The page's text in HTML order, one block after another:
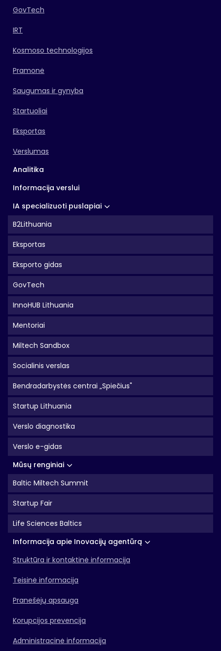
GovTech
IRT
Kosmoso technologijos
Pramonė
Saugumas ir gynyba
Startuoliai
Eksportas
Verslumas
Analitika
Informacija verslui
IA specializuoti puslapiai
B2Lithuania
Eksportas
Eksporto gidas
GovTech
InnoHUB Lithuania
Mentoriai
Miltech Sandbox
Socialinis verslas
Bendradarbystės centrai „Spiečius"
Startup Lithuania
Verslo diagnostika
Verslo e-gidas
Mūsų renginiai
Baltic Miltech Summit
Startup Fair
Life Sciences Baltics
Informacija apie Inovacijų agentūrą
Struktūra ir kontaktinė informacija
Teisinė informacija
Pranešėjų apsauga
Korupcijos prevencija
Administracinė informacija